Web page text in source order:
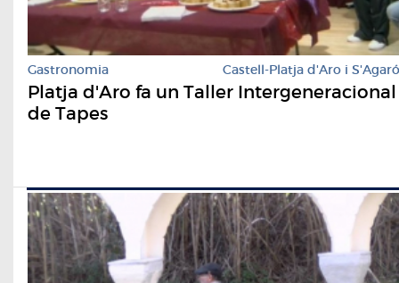
Gastronomia Castell-Platja d'Aro i S'Agaró
Platja d'Aro fa un Taller Intergeneracional
de Tapes